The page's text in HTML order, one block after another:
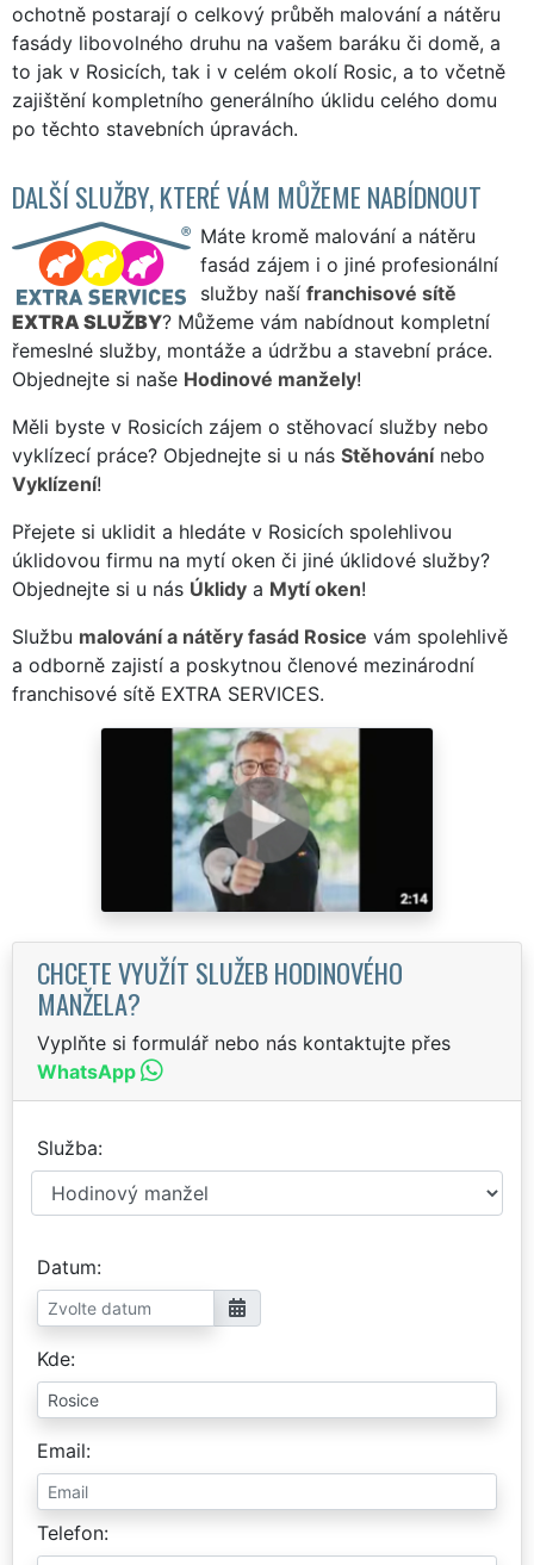
ochotně postarají o celkový průběh malování a nátěru
fasády libovolného druhu na vašem baráku či domě, a
to jak v Rosicích, tak i v celém okolí Rosic, a to včetně
zajištění kompletního generálního úklidu celého domu
po těchto stavebních úpravách.
DALŠÍ SLUŽBY, KTERÉ VÁM MŮŽEME NABÍDNOUT
Máte kromě malování a nátěru
fasád zájem i o jiné profesionální
služby naší franchisové sítě
EXTRA SLUŽBY? Můžeme vám nabídnout kompletní
řemeslné služby, montáže a údržbu a stavební práce.
Objednejte si naše Hodinové manžely!
Měli byste v Rosicích zájem o stěhovací služby nebo
vyklízecí práce? Objednejte si u nás Stěhovánínebo
Vyklízení!
Přejete si uklidit a hledáte v Rosicích spolehlivou
úklidovou firmu na mytí oken či jiné úklidové služby?
Objednejte si u nás Úklidy a Mytí oken!
Službu malování a nátěry fasád Rosice vám spolehlivě
a odborně zajistí a poskytnou členové mezinárodní
franchisové sítě EXTRA SERVICES.
CHCETE VYUŽÍT SLUŽEB HODINOVÉHO
MANŽELA?
Vyplňte si formulář nebo nás kontaktujte přes
WhatsApp
Služba
Datum
Kde
Email
Telefon